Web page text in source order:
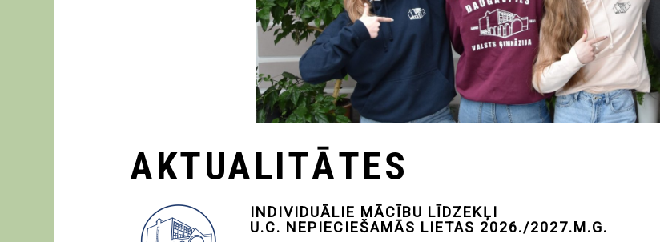
AKTUALITĀTES
INDIVIDUĀLIE MĀCĪBU LĪDZEKĻI
U.C. NEPIECIEŠAMĀS LIETAS 2026./2027.M.G.